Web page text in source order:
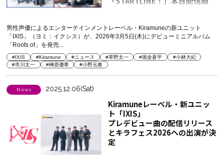
男性声優によるエンターテインメントレーベル・Kiramuneの新ユニット
「IXIS」（ヨミ：イクシス）が、2026年3月5日(木)にデビューミニアルバム
「Roots of」を発売...
#IXIS #Kiramune #ニュース #草野太一 #堀金蒼平
#小林大紀
#市川太一
#榊原優希 #小野元春
News 2025.12.06(Sat)
Kiramuneレーベル・新ユニッ
ト「IXIS」
プレデビュー曲の配信リリース
とキラフェス2026への出演が決
定